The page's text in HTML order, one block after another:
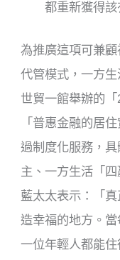
都重新獲得
為推廣這項可兼
代管模式，一方
世貿一館舉辦的
「普惠金融的居
過制度化服務，
主、一方生活「四
藍太太表示：「
造幸福的地方。
一位年輕人都能